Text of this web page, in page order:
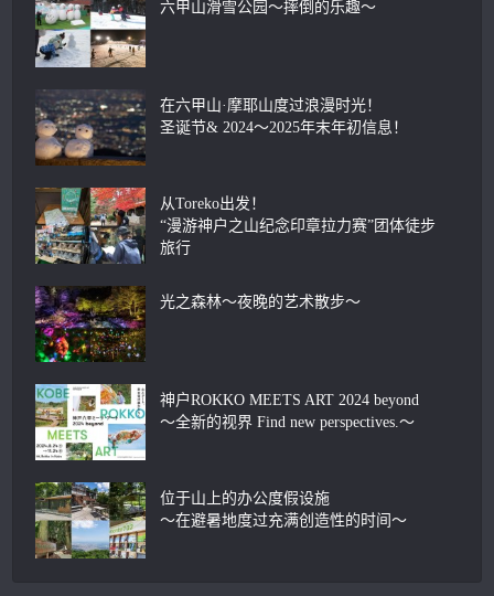
六甲山滑雪公园～摔倒的乐趣～
在六甲山·摩耶山度过浪漫时光！
圣诞节& 2024～2025年末年初信息！
从Toreko出发！
“漫游神户之山纪念印章拉力赛”团体徒步
旅行
光之森林～夜晚的艺术散步～
神户ROKKO MEETS ART 2024 beyond
～全新的视界 Find new perspectives.～
位于山上的办公度假设施
～在避暑地度过充满创造性的时间～